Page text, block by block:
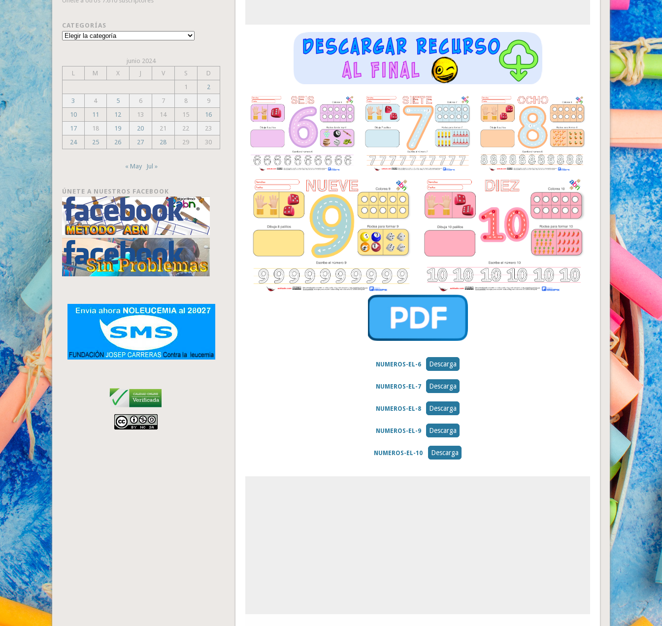
NUMEROS-EL-6 Descarga
NUMEROS-EL-7 Descarga
NUMEROS-EL-8 Descarga
NUMEROS-EL-9 Descarga
NUMEROS-EL-10 Descarga
CATEGORÍAS
Categorías
junio 2024
L
M X J V S
D
1
2
3
4 5 6 7 8
9
10
11 12 13 14 15
16
17
18 19 20 21 22
23
24
25 26 27 28 29 30
« May Jul »
ÚNETE A NUESTROS FACEBOOK